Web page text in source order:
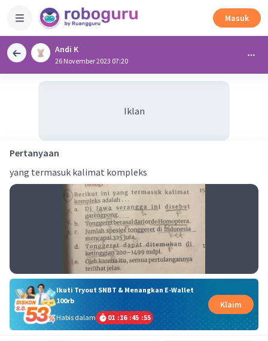
Masuk
Andi K
26 November 2023 07:20
Iklan
Pertanyaan
yang termasuk kalimat kompleks
Ikuti Tryout SNBT & Menangkan E-Wallet
100rb
Habis dalam
01 :16 :45 :55
Klaim